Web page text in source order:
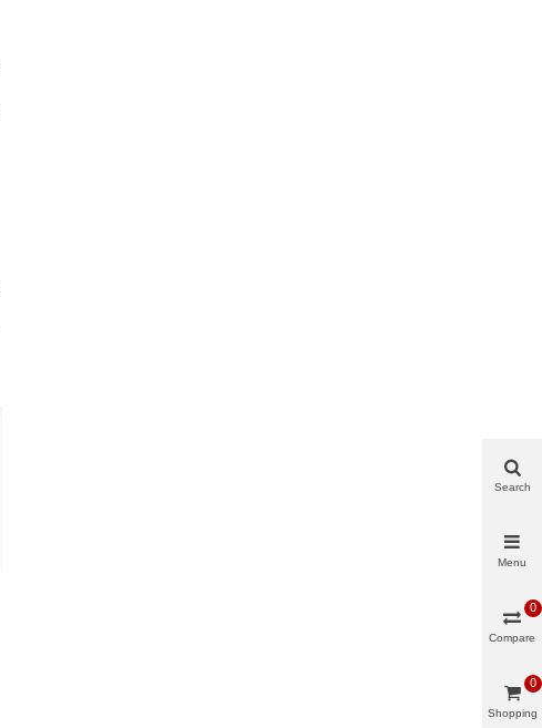
Search
Menu
Compare
0
Shopping
0